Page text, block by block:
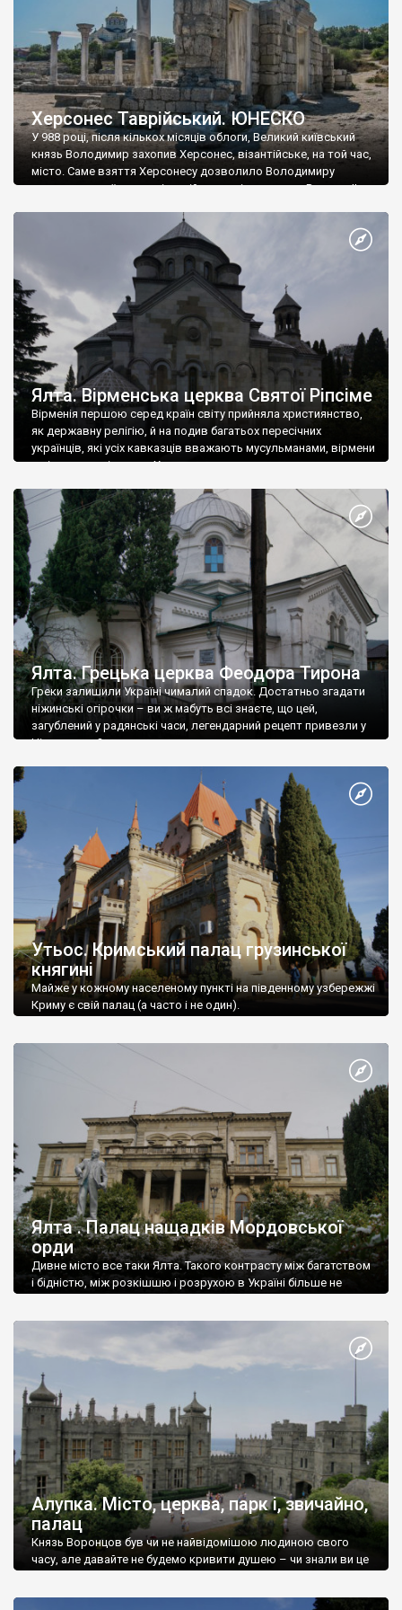
Херсонес Таврійський. ЮНЕСКО
У 988 році, після кількох місяців облоги, Великий київський
князь Володимир захопив Херсонес, візантійське, на той час,
місто. Саме взяття Херсонесу дозволило Володимиру
диктувати свої умови візантійському імператору Василю ІІ, та
Херсонесі Володимир-язичник, став Василем-християнином.
А потім було Хрещення Русі. На честь Херсонесу Таврійського
Ялта. Вірменська церква Святої Ріпсіме
Вірменія першою серед країн світу прийняла християнство,
як державну релігію, й на подив багатьох пересічних
українців, які усіх кавказців вважають мусульманами, вірмени
є відданими вірянами Христа
Ялта. Грецька церква Феодора Тирона
Греки залишили Україні чималий спадок. Достатньо згадати
ніжинські огірочки – ви ж мабуть всі знаєте, що цей,
загублений у радянські часи, легендарний рецепт привезли у
Ніжин греки?
Утьос. Кримський палац грузинської
княгині
Майже у кожному населеному пункті на південному узбережжі
Криму є свій палац (а часто і не один).
Ялта . Палац нащадків Мордовської
орди
Дивне місто все таки Ялта. Такого контрасту між багатством
і бідністю, між розкішшю і розрухою в Україні більше не
Алупка. Місто, церква, парк і, звичайно,
палац
Князь Воронцов був чи не найвідомішою людиною свого
часу, але давайте не будемо кривити душею – чи знали ви це